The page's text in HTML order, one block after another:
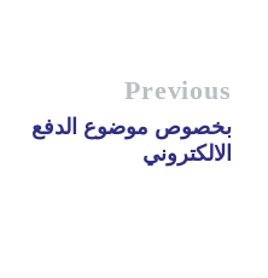
Previous
بخصوص موضوع الدفع
الالكتروني